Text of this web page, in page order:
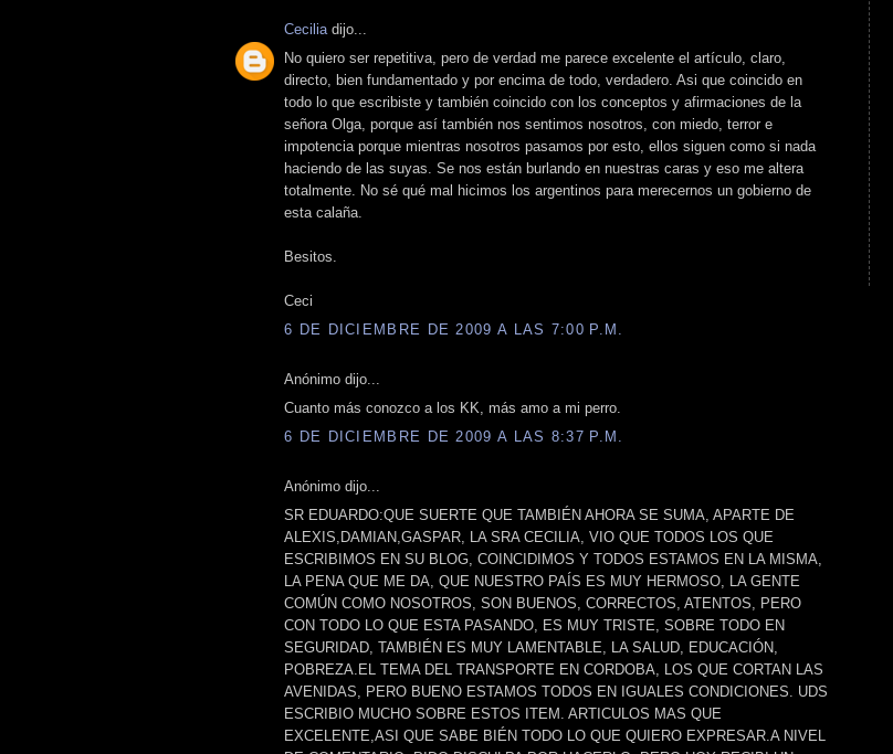
Cecilia dijo...
No quiero ser repetitiva, pero de verdad me parece excelente el artículo, claro,
directo, bien fundamentado y por encima de todo, verdadero. Asi que coincido en
todo lo que escribiste y también coincido con los conceptos y afirmaciones de la
señora Olga, porque así también nos sentimos nosotros, con miedo, terror e
impotencia porque mientras nosotros pasamos por esto, ellos siguen como si nada
haciendo de las suyas. Se nos están burlando en nuestras caras y eso me altera
totalmente. No sé qué mal hicimos los argentinos para merecernos un gobierno de
esta calaña.
Besitos.
Ceci
6 DE DICIEMBRE DE 2009 A LAS 7:00 P.M.
Anónimo dijo...
Cuanto más conozco a los KK, más amo a mi perro.
6 DE DICIEMBRE DE 2009 A LAS 8:37 P.M.
Anónimo dijo...
SR EDUARDO:QUE SUERTE QUE TAMBIÉN AHORA SE SUMA, APARTE DE
ALEXIS,DAMIAN,GASPAR, LA SRA CECILIA, VIO QUE TODOS LOS QUE
ESCRIBIMOS EN SU BLOG, COINCIDIMOS Y TODOS ESTAMOS EN LA MISMA,
LA PENA QUE ME DA, QUE NUESTRO PAÍS ES MUY HERMOSO, LA GENTE
COMÚN COMO NOSOTROS, SON BUENOS, CORRECTOS, ATENTOS, PERO
CON TODO LO QUE ESTA PASANDO, ES MUY TRISTE, SOBRE TODO EN
SEGURIDAD, TAMBIÉN ES MUY LAMENTABLE, LA SALUD, EDUCACIÓN,
POBREZA.EL TEMA DEL TRANSPORTE EN CORDOBA, LOS QUE CORTAN LAS
AVENIDAS, PERO BUENO ESTAMOS TODOS EN IGUALES CONDICIONES. UDS
ESCRIBIO MUCHO SOBRE ESTOS ITEM. ARTICULOS MAS QUE
EXCELENTE,ASI QUE SABE BIÉN TODO LO QUE QUIERO EXPRESAR.A NIVEL